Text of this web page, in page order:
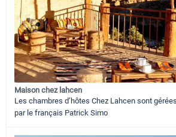
Maison chez lahcen
Les chambres d’hôtes Chez Lahcen sont
par le français Patrick Simo